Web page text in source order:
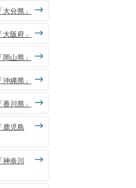
分県」
阪府」
山県」
縄県」
川県」
鹿児島
奈川